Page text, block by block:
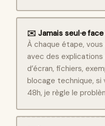
✉️ Jamais seul·e
À chaque étape, vous
avec des
d’écran, fichiers,
blocage technique, si
48h, je règle le